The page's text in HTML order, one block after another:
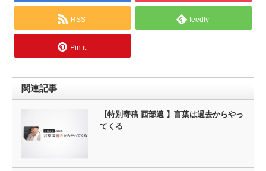
RSS feedly
Pin it
関連記事
【特別寄稿 西部邁 】言葉は過去からやっ
てくる